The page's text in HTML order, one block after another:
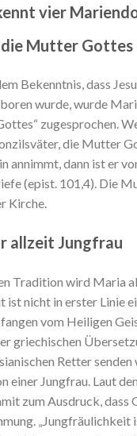
vier
Mutter Gottes
Bekenntnis, dass
wurde, wurde
zugesprochen.
die Mutter
annimmt, dann ist er
(epist. 101,4). Die
Kirche.
allzeit Jungfrau
Tradition wird Maria
ist nicht in erster Linie
vom Heiligen
griechischen
Retter
einer Jungfrau. Laut
zum Ausdruck, dass
„Jungfräulichkeit